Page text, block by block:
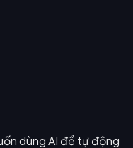
dùng AI để tự động